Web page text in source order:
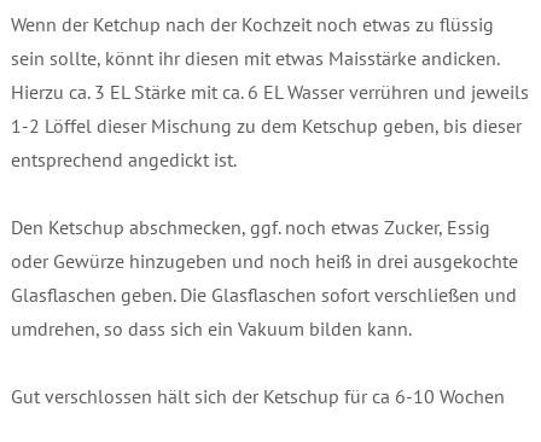
Wenn der Ketchup nach der Kochzeit noch etwas zu flüssig
sein sollte, könnt ihr diesen mit etwas Maisstärke andicken.
Hierzu ca. 3 EL Stärke mit ca. 6 EL Wasser verrühren und jeweils
1-2 Löffel dieser Mischung zu dem Ketschup geben, bis dieser
entsprechend angedickt ist.
Den Ketschup abschmecken, ggf. noch etwas Zucker, Essig
oder Gewürze hinzugeben und noch heiß in drei ausgekochte
Glasflaschen geben. Die Glasflaschen sofort verschließen und
umdrehen, so dass sich ein Vakuum bilden kann.
Gut verschlossen hält sich der Ketschup für ca 6-10 Wochen